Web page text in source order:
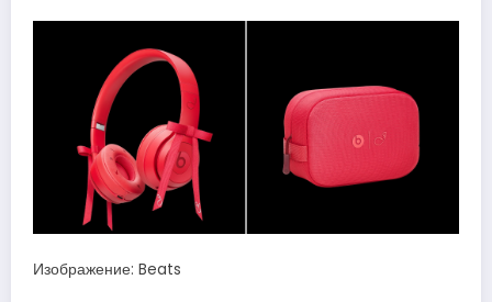
Изображение: Beats